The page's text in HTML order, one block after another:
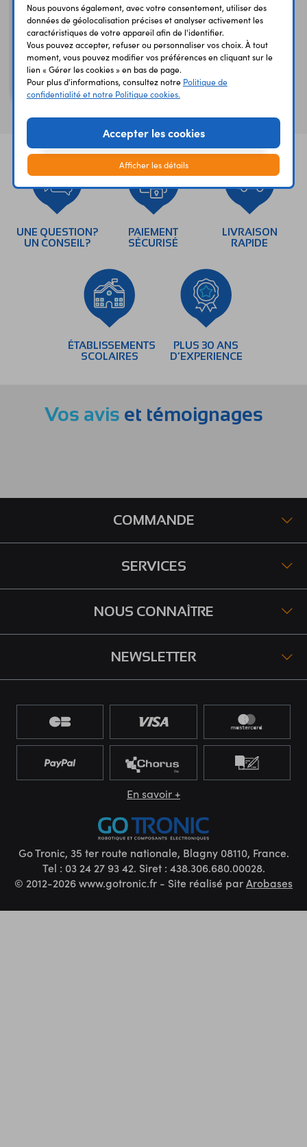
Câble Ethernet USB-C
3.1 vers RJ45
USB-C 3.1 - RJ45 - 1,5 m
- gaine textile
UNE QUESTION?
UN CONSEIL?
PAIEMENT
SÉCURISÉ
LIVRAISON
RAPIDE
ÉTABLISSEMENTS
SCOLAIRES
PLUS 30 ANS
D’EXPERIENCE
Vos avis et témoignages
COMMANDE
SERVICES
NOUS CONNAÎTRE
NEWSLETTER
En savoir +
Go Tronic, 35 ter route nationale, Blagny 08110, France.
Tel : 03 24 27 93 42. Siret : 438.306.680.00028.
© 2012-2026 www.gotronic.fr - Site réalisé parArobases
Nous pouvons également, avec votre consentement, utiliser des
données de géolocalisation précises et analyser activement les
caractéristiques de votre appareil afin de l'identifier.
Vous pouvez accepter, refuser ou personnaliser vos choix. À tout
moment, vous pouvez modifier vos préférences en cliquant sur le
lien « Gérer les cookies » en bas de page.
Pour plus d'informations, consultez notre Politique de
confidentialité et notre Politique cookies.
Accepter les cookies
Afficher les détails